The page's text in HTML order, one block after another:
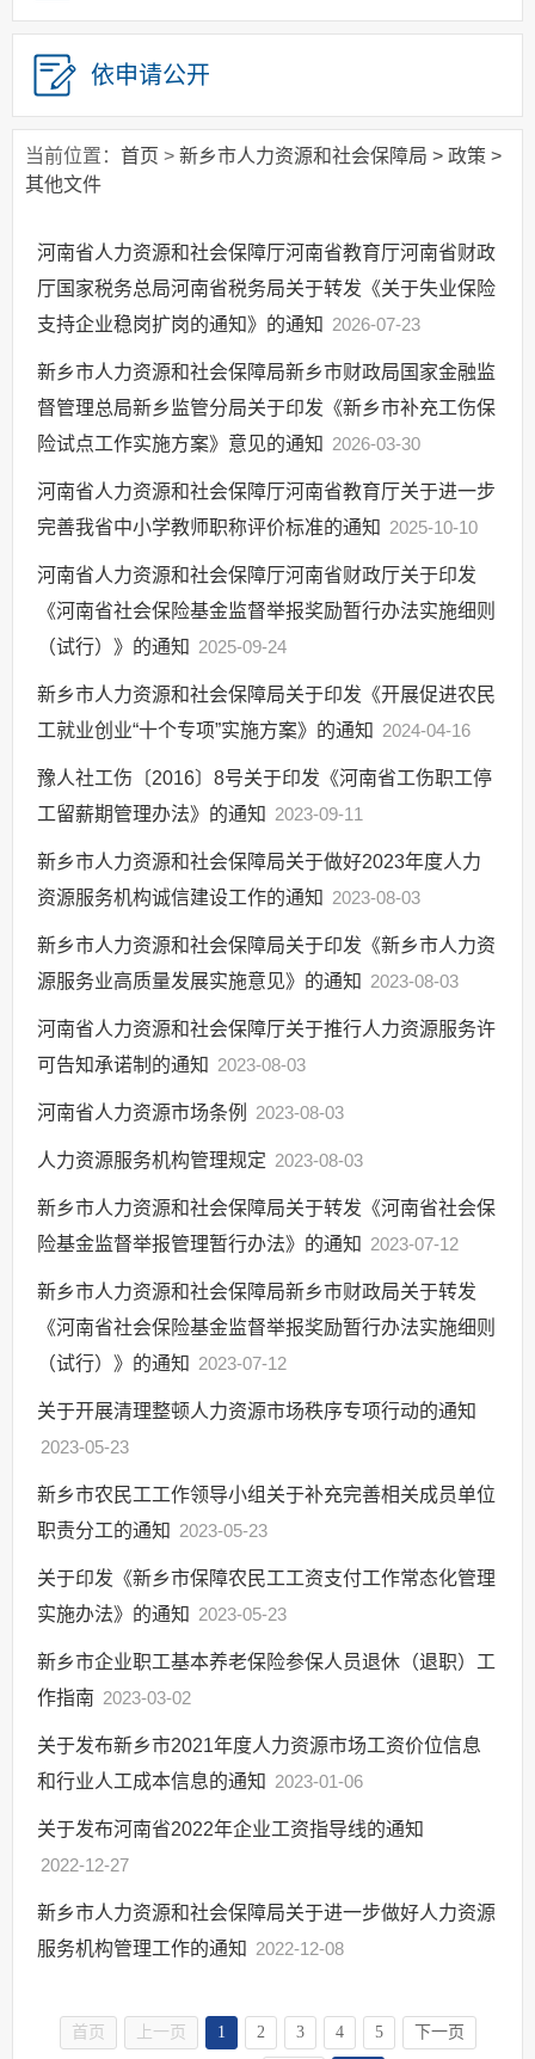
权责清单
公务员招录
政务流程
依申请公开
当前位置： 首页 > 新乡市人力资源和社会保障局 > 政策 >
其他文件
河南省人力资源和社会保障厅河南省教育厅河南省财政
厅国家税务总局河南省税务局关于转发《关于失业保险
支持企业稳岗扩岗的通知》的通知 2026-07-23
新乡市人力资源和社会保障局新乡市财政局国家金融监
督管理总局新乡监管分局关于印发《新乡市补充工伤保
险试点工作实施方案》意见的通知 2026-03-30
河南省人力资源和社会保障厅河南省教育厅关于进一步
完善我省中小学教师职称评价标准的通知 2025-10-10
河南省人力资源和社会保障厅河南省财政厅关于印发
《河南省社会保险基金监督举报奖励暂行办法实施细则
（试行）》的通知 2025-09-24
新乡市人力资源和社会保障局关于印发《开展促进农民
工就业创业“十个专项”实施方案》的通知 2024-04-16
豫人社工伤〔2016〕8号关于印发《河南省工伤职工停
工留薪期管理办法》的通知 2023-09-11
新乡市人力资源和社会保障局关于做好2023年度人力
资源服务机构诚信建设工作的通知 2023-08-03
新乡市人力资源和社会保障局关于印发《新乡市人力资
源服务业高质量发展实施意见》的通知 2023-08-03
河南省人力资源和社会保障厅关于推行人力资源服务许
可告知承诺制的通知 2023-08-03
河南省人力资源市场条例 2023-08-03
人力资源服务机构管理规定 2023-08-03
新乡市人力资源和社会保障局关于转发《河南省社会保
险基金监督举报管理暂行办法》的通知 2023-07-12
新乡市人力资源和社会保障局新乡市财政局关于转发
《河南省社会保险基金监督举报奖励暂行办法实施细则
（试行）》的通知 2023-07-12
关于开展清理整顿人力资源市场秩序专项行动的通知
2023-05-23
新乡市农民工工作领导小组关于补充完善相关成员单位
职责分工的通知 2023-05-23
关于印发《新乡市保障农民工工资支付工作常态化管理
实施办法》的通知 2023-05-23
新乡市企业职工基本养老保险参保人员退休（退职）工
作指南 2023-03-02
关于发布新乡市2021年度人力资源市场工资价位信息
和行业人工成本信息的通知 2023-01-06
关于发布河南省2022年企业工资指导线的通知
2022-12-27
新乡市人力资源和社会保障局关于进一步做好人力资源
服务机构管理工作的通知 2022-12-08
首页 上一页 1 2 3 4 5 下一页